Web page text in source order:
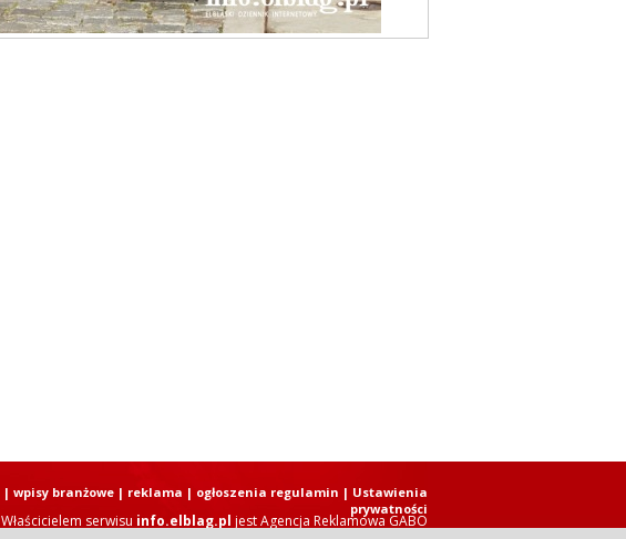
Właścicielem serwisu info.elblag.pl jestAgencja Reklamowa GABO
| wpisy branżowe| reklama | ogłoszenia regulamin | Ustawienia
prywatności